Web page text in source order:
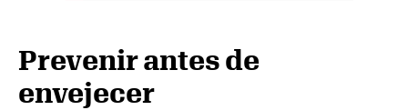
Prevenir antes de
envejecer